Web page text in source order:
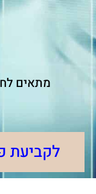
מתאים
לקביעת